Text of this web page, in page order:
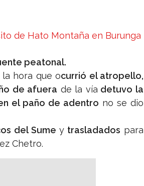
de Hato Montaña en Burunga
peatonal.
hora que ocurrió el atropello,
de afuera de la vía detuvo la
el paño de adentro no se dio
del Sume y trasladados para
Chetro.